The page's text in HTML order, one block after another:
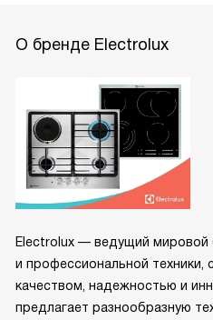
О бренде Electrolux
Electrolux — ведущий мировой
и профессиональной техники,
качеством, надежностью и
предлагает разнообразную